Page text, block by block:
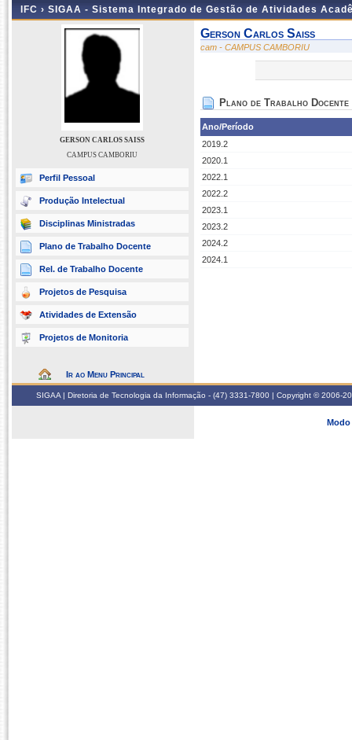
IFC › SIGAA - Sistema Integrado de Gestão de Atividades
GERSON CARLOS SAISS
CAMPUS CAMBORIU
Perfil Pessoal
Produção Intelectual
Disciplinas Ministradas
Plano de Trabalho Docente
Rel. de Trabalho Docente
Projetos de Pesquisa
Atividades de Extensão
Projetos de Monitoria
Ir ao Menu Principal
Gerson Carlos Saiss
cam - CAMPUS CAMBORIU
Plano de Trabalho Docente
Ano/Período
2019.2
2020.1
2022.1
2022.2
2023.1
2023.2
2024.2
2024.1
SIGAA | Diretoria de Tecnologia da Informação - (47) 3331-7800 | Copyright © 2006-
Modo